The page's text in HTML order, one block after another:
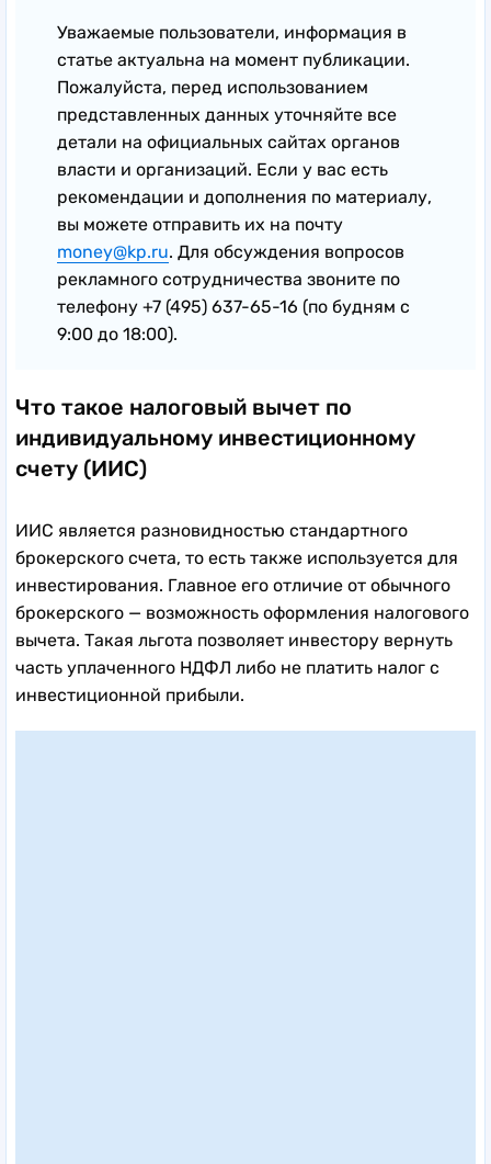
Уважаемые пользователи, информация в
статье актуальна на момент публикации.
Пожалуйста, перед использованием
представленных данных уточняйте все
детали на официальных сайтах органов
власти и организаций. Если у вас есть
рекомендации и дополнения по материалу,
вы можете отправить их на почту
money@kp.ru. Для обсуждения вопросов
рекламного сотрудничества звоните по
телефону +7 (495) 637-65-16 (по будням с
9:00 до 18:00).
Что такое налоговый вычет по
индивидуальному инвестиционному
счету (ИИС)
ИИС является разновидностью стандартного
брокерского счета, то есть также используется для
инвестирования. Главное его отличие от обычного
брокерского — возможность оформления налогового
вычета. Такая льгота позволяет инвестору вернуть
часть уплаченного НДФЛ либо не платить налог с
инвестиционной прибыли.